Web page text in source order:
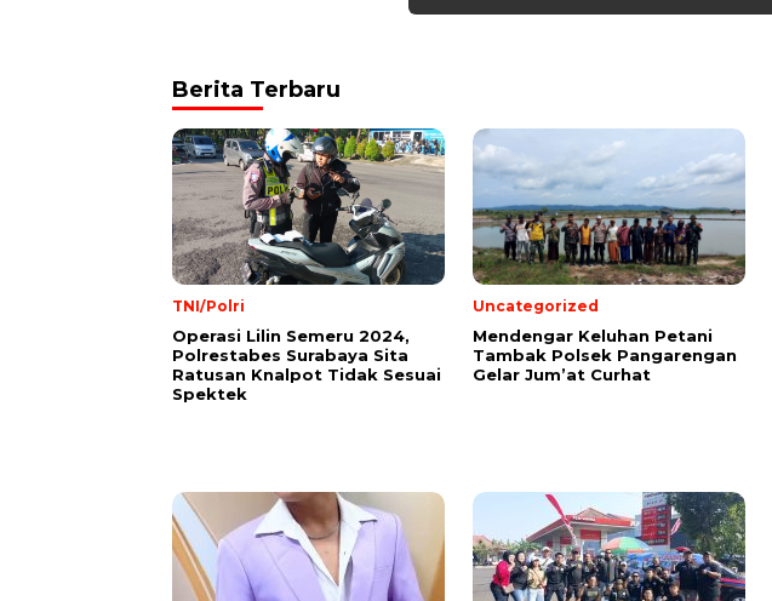
Berita Terbaru
TNI/Polri
Operasi Lilin Semeru 2024,
Polrestabes Surabaya Sita
Ratusan Knalpot Tidak Sesuai
Spektek
Uncategorized
Mendengar Keluhan Petani
Tambak Polsek Pangarengan
Gelar Jum’at Curhat